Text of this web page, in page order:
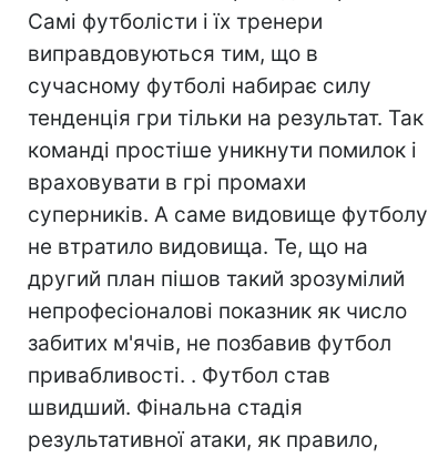
Самі футболісти і їх тренери
виправдовуються тим, що в
сучасному футболі набирає силу
тенденція гри тільки на результат. Так
команді простіше уникнути помилок і
враховувати в грі промахи
суперників. А саме видовище футболу
не втратило видовища. Те, що на
другий план пішов такий зрозумілий
непрофесіоналові показник як число
забитих м'ячів, не позбавив футбол
привабливості. . Футбол став
швидший. Фінальна стадія
результативної атаки, як правило,